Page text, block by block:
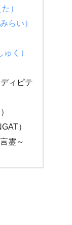
）
らい）
く）
ィピテ
）
霊～